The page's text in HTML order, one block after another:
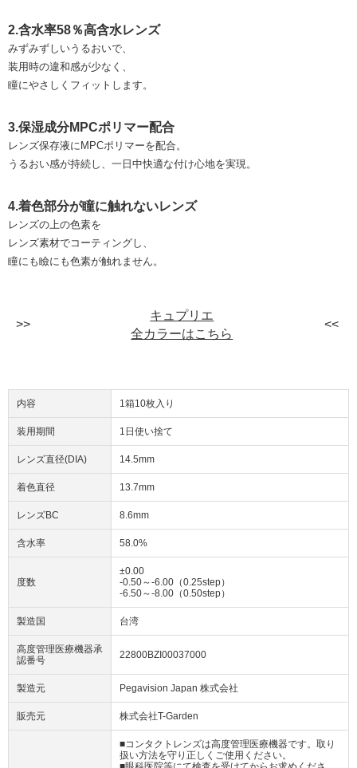
2.含水率58％高含水レンズ
みずみずしいうるおいで、
装用時の違和感が少なく、
瞳にやさしくフィットします。
3.保湿成分MPCポリマー配合
レンズ保存液にMPCポリマーを配合。
うるおい感が持続し、一日中快適な付け心地を実現。
4.着色部分が瞳に触れないレンズ
レンズの上の色素を
レンズ素材でコーティングし、
瞳にも瞼にも色素が触れません。
キュプリエ
全カラーはこちら
内容 1箱10枚入り
装用期間 1日使い捨て
レンズ直径(DIA) 14.5mm
着色直径 13.7mm
レンズBC 8.6mm
含水率 58.0%
度数
±0.00
-0.50～-6.00（0.25step）
-6.50～-8.00（0.50step）
製造国 台湾
高度管理医療機器承
認番号
22800BZI00037000
製造元 Pegavision Japan 株式会社
販売元 株式会社T-Garden
■コンタクトレンズは高度管理医療機器です。取り
扱い方法を守り正しくご使用ください。